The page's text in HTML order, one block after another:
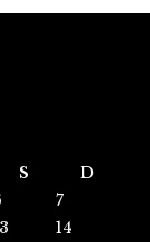
S
D
7
14